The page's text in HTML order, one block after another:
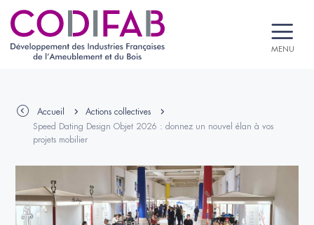
MENU
Accueil
Actions collectives
Speed Dating Design Objet 2026 : donnez un nouvel élan à vos
projets mobilier